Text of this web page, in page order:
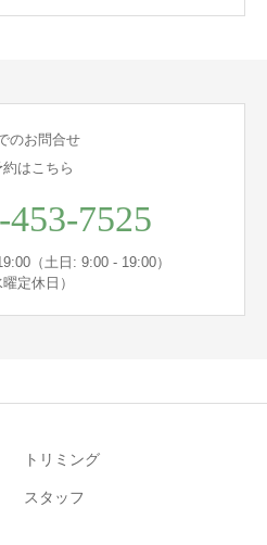
のお問合せ
約はこちら
453-7525
（土日: 9:00 - 19:00）
曜定休日）
トリミング
スタッフ